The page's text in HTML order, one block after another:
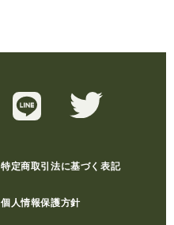
特定商取引法に基づく表記
個人情報保護方針